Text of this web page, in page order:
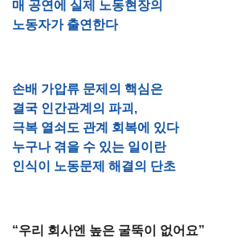
매 공연에 실제 노동현장의
노동자가 출연한다
손배 가압류 문제의 핵심은
결국 인간관계의 파괴,
극복 열쇠도 관계 회복에 있다
누구나 겪을 수 있는 일이란
인식이 노동문제 해결의 단초
“우리 회사엔 높은 굴뚝이 없어요”